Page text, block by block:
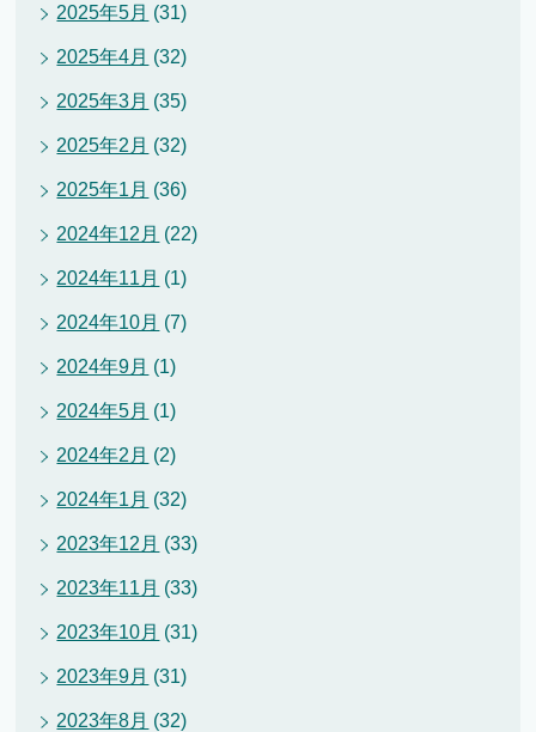
2025年5月 (31)
2025年4月 (32)
2025年3月 (35)
2025年2月 (32)
2025年1月 (36)
2024年12月 (22)
2024年11月 (1)
2024年10月 (7)
2024年9月 (1)
2024年5月 (1)
2024年2月 (2)
2024年1月 (32)
2023年12月 (33)
2023年11月 (33)
2023年10月 (31)
2023年9月 (31)
2023年8月 (32)